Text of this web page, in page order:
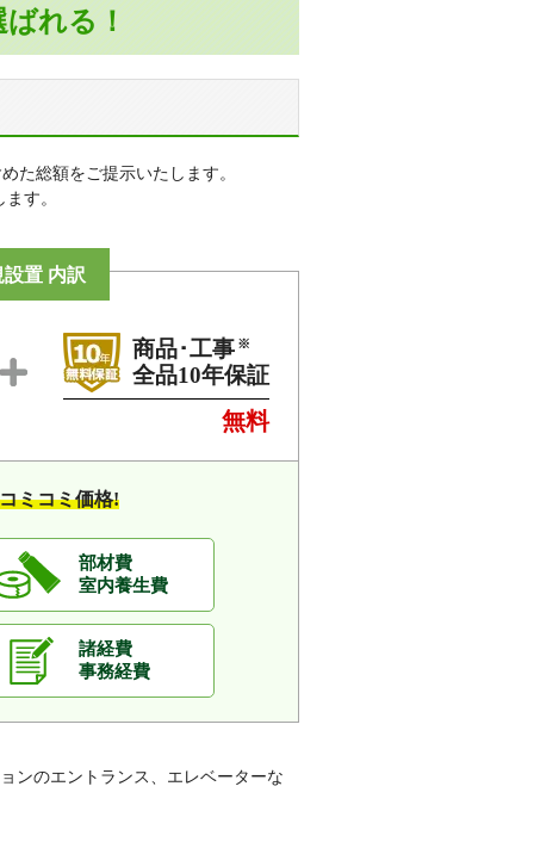
れる！
た総額をご提示いたします。
す。
置 内訳
商品･工事 ※
全品10年保証
無料
ミコミ価格!
部材費
室内養生費
諸経費
事務経費
ンのエントランス、エレベーターな